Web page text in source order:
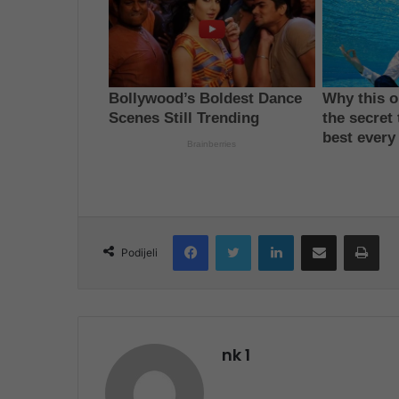
Podijeli
FacebookTwitter LinkedInShare via Email
nk 1